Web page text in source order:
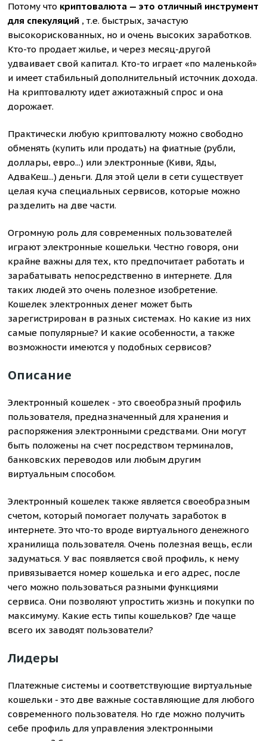
Потому что криптовалюта — это отличный инструмент
для спекуляций , т.е. быстрых, зачастую
высокорискованных, но и очень высоких заработков.
Кто-то продает жилье, и через месяц-другой
удваивает свой капитал. Кто-то играет «по маленькой»
и имеет стабильный дополнительный источник дохода.
На криптовалюту идет ажиотажный спрос и она
дорожает.
Практически любую криптовалюту можно свободно
обменять (купить или продать) на фиатные (рубли,
доллары, евро...) или электронные (Киви, Яды,
АдваКеш...) деньги. Для этой цели в сети существует
целая куча специальных сервисов, которые можно
разделить на две части.
Огромную роль для современных пользователей
играют электронные кошельки. Честно говоря, они
крайне важны для тех, кто предпочитает работать и
зарабатывать непосредственно в интернете. Для
таких людей это очень полезное изобретение.
Кошелек электронных денег может быть
зарегистрирован в разных системах. Но какие из них
самые популярные? И какие особенности, а также
возможности имеются у подобных сервисов?
Описание
Электронный кошелек - это своеобразный профиль
пользователя, предназначенный для хранения и
распоряжения электронными средствами. Они могут
быть положены на счет посредством терминалов,
банковских переводов или любым другим
виртуальным способом.
Электронный кошелек также является своеобразным
счетом, который помогает получать заработок в
интернете. Это что-то вроде виртуального денежного
хранилища пользователя. Очень полезная вещь, если
задуматься. У вас появляется свой профиль, к нему
привязывается номер кошелька и его адрес, после
чего можно пользоваться разными функциями
сервиса. Они позволяют упростить жизнь и покупки по
максимуму. Какие есть типы кошельков? Где чаще
всего их заводят пользователи?
Лидеры
Платежные системы и соответствующие виртуальные
кошельки - это две важные составляющие для любого
современного пользователя. Но где можно получить
себе профиль для управления электронными